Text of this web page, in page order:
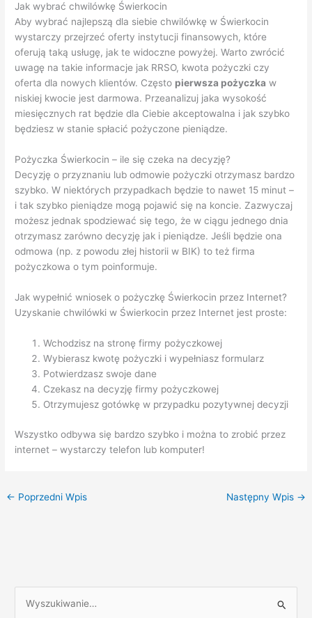
Jak wybrać chwilówkę Świerkocin
Aby wybrać najlepszą dla siebie chwilówkę w Świerkocin
wystarczy przejrzeć oferty instytucji finansowych, które
oferują taką usługę, jak te widoczne powyżej. Warto zwrócić
uwagę na takie informacje jak RRSO, kwota pożyczki czy
oferta dla nowych klientów. Często pierwsza pożyczka w
niskiej kwocie jest darmowa. Przeanalizuj jaka wysokość
miesięcznych rat będzie dla Ciebie akceptowalna i jak szybko
będziesz w stanie spłacić pożyczone pieniądze.
Pożyczka Świerkocin – ile się czeka na decyzję?
Decyzję o przyznaniu lub odmowie pożyczki otrzymasz bardzo
szybko. W niektórych przypadkach będzie to nawet 15 minut –
i tak szybko pieniądze mogą pojawić się na koncie. Zazwyczaj
możesz jednak spodziewać się tego, że w ciągu jednego dnia
otrzymasz zarówno decyzję jak i pieniądze. Jeśli będzie ona
odmowa (np. z powodu złej historii w BIK) to też firma
pożyczkowa o tym poinformuje.
Jak wypełnić wniosek o pożyczkę Świerkocin przez Internet?
Uzyskanie chwilówki w Świerkocin przez Internet jest proste:
Wchodzisz na stronę firmy pożyczkowej
Wybierasz kwotę pożyczki i wypełniasz formularz
Potwierdzasz swoje dane
Czekasz na decyzję firmy pożyczkowej
Otrzymujesz gotówkę w przypadku pozytywnej decyzji
Wszystko odbywa się bardzo szybko i można to zrobić przez
internet – wystarczy telefon lub komputer!
← Poprzedni Wpis Następny Wpis →